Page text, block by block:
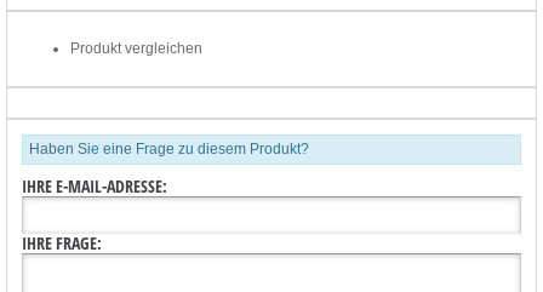
Produkt vergleichen
Haben Sie eine Frage zu diesem Produkt?
IHRE E-MAIL-ADRESSE:
IHRE FRAGE: